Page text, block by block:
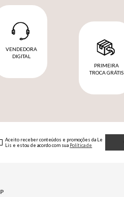
VENDEDORA
DIGITAL
PRIMEIRA
TROCA GRÁTIS
Aceito receber conteúdos e promoções da Le
Lis e estou de acordo com sua Política de